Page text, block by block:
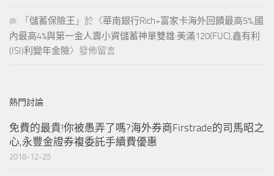
「 儲蓄保險王 」於〈華南銀行Rich+富家卡海外回饋最高5%,國
內最高4%與第一金人壽小資儲蓄神單雙雄:美滿120(FUC),鑫有利
(ISI)利變年金險〉發佈留言
熱門討論
免費的最貴!你被愚弄了嗎?海外券商Firstrade的司馬昭之
心,永豐金證券複委託手續費優惠
2018-12-25